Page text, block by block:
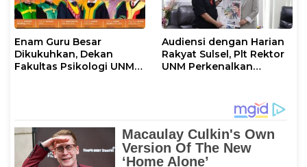
Enam Guru Besar
Dikukuhkan, Dekan
Fakultas Psikologi UNM
Audiensi dengan Harian
Rakyat Sulsel, Plt Rektor
UNM Perkenalkan